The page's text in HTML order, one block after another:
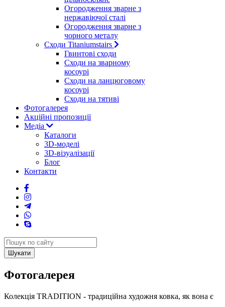
Огородження зварне з
нержавіючої сталі
Огородження зварне з
чорного металу
Сходи Titaniumstairs
Гвинтові сходи
Cходи на зварному
косоурі
Сходи на ланцюговому
косоурі
Cходи на тятиві
Фотогалерея
Акційні пропозиції
Медіа
Каталоги
3D-моделі
3D-візуалізації
Блог
Контакти
Шукати
Фотогалерея
Колекція TRADITION - традиційна художня ковка, як вона є